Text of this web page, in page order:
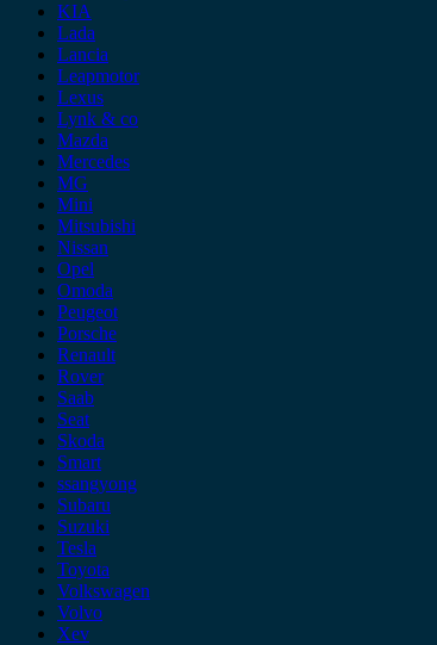
KIA
Lada
Lancia
Leapmotor
Lexus
Lynk & co
Mazda
Mercedes
MG
Mini
Mitsubishi
Nissan
Opel
Omoda
Peugeot
Porsche
Renault
Rover
Saab
Seat
Skoda
Smart
ssangyong
Subaru
Suzuki
Tesla
Toyota
Volkswagen
Volvo
Xev